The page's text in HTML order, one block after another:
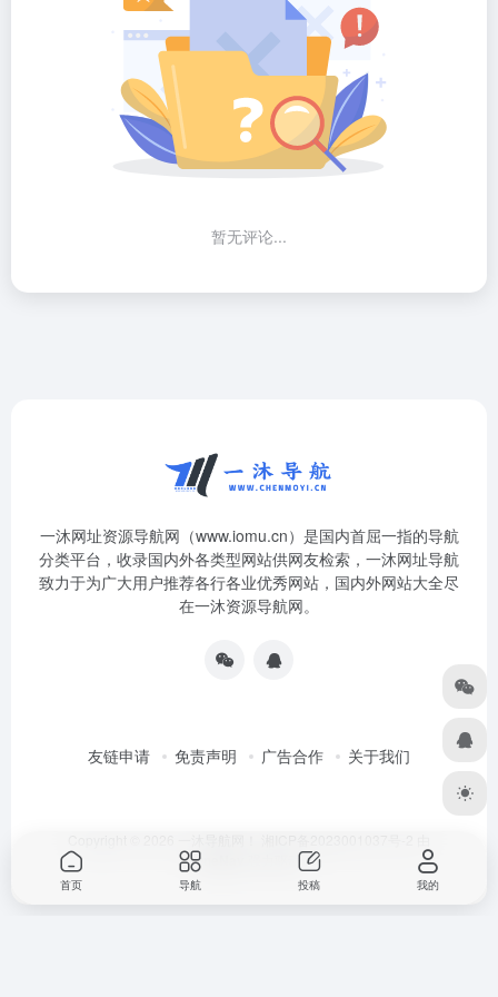
暂无评论...
一沐网址资源导航网（www.iomu.cn）是国内首屈一指的导航
分类平台，收录国内外各类型网站供网友检索，一沐网址导航
致力于为广大用户推荐各行各业优秀网站，国内外网站大全尽
在一沐资源导航网。
友链申请 免责声明 广告合作 关于我们
OneNav 强力驱动
首页 导航 投稿 我的